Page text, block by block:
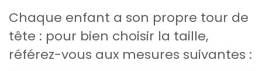
Chaque enfant a son propre tour de
tête : pour bien choisir la taille,
référez-vous aux mesures suivantes :